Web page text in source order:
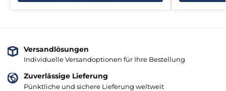
Versandlösungen
Individuelle Versandoptionen für Ihre Bestellung
Zuverlässige Lieferung
Pünktliche und sichere Lieferung weltweit